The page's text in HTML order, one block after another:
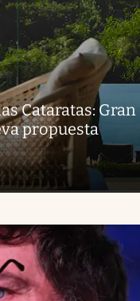
Cataratas: Gran
propuesta